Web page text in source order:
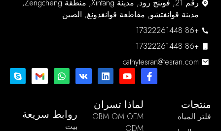
رقم 21, فوينج رود, مدينة Xintang, منطقة Zengcheng,
مدينة قوانغتشو, مقاطعة قوانغدونغ, الصين
+86 17322261448
+86 17322261448
cathytesran@tesran.com
منتجات
فلتر المياه
لماذا تسران
OBM OM OEM
ODM
روابط سريعة
بيت